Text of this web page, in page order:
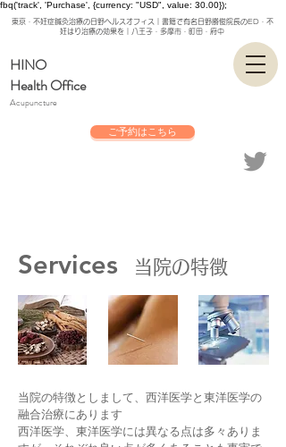
fbq('track', 'Purchase', {currency: "USD", value: 30.00});
ご予約はこちら
HINO
Health Office
Acupuncture
東京・不妊症鍼灸治療の日野ヘルスオフィス｜書籍で有名日野勝俊院長のED・不
妊はり治療の効果を｜八王子・多摩市・町田・府中
Services 当院の特徴
当院の特徴としまして、西洋医学と東洋医学の
融合治療にあります
西洋医学、東洋医学には異なる点は多々ありま